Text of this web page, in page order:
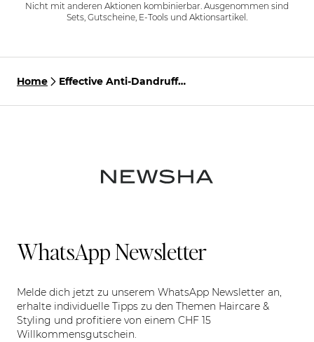
Nicht mit anderen Aktionen kombinierbar. Ausgenommen sind
Sets, Gutscheine, E-Tools und Aktionsartikel.
Home
Effective Anti-Dandruff
WhatsApp Newsletter
Melde dich jetzt zu unserem WhatsApp Newsletter an,
erhalte individuelle Tipps zu den Themen Haircare &
Styling und profitiere von einem CHF 15
Willkommensgutschein.